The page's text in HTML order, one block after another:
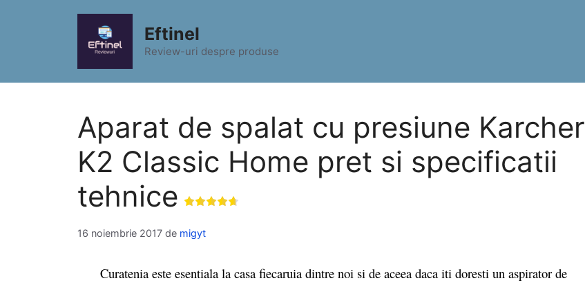
Eftinel
Review-uri despre produse
Aparat de spalat cu presiune Karcher
K2 Classic Home pret si specificatii
tehnice
16 noiembrie 2017 de migyt
Curatenia este esentiala la casa fiecaruia dintre noi si de aceea daca iti doresti un aspirator de